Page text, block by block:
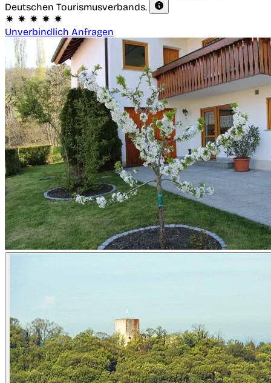
Deutschen Tourismusverbands.
Unverbindlich Anfragen